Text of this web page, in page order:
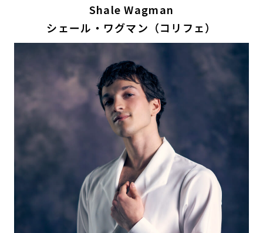
Shale Wagman
シェール・ワグマン（コリフェ）